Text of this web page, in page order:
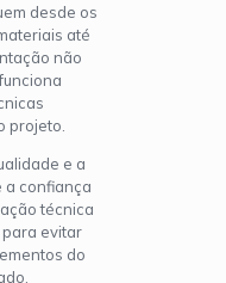
desde os
até
não
projeto.
e a
a confiança
técnica
evitar
do